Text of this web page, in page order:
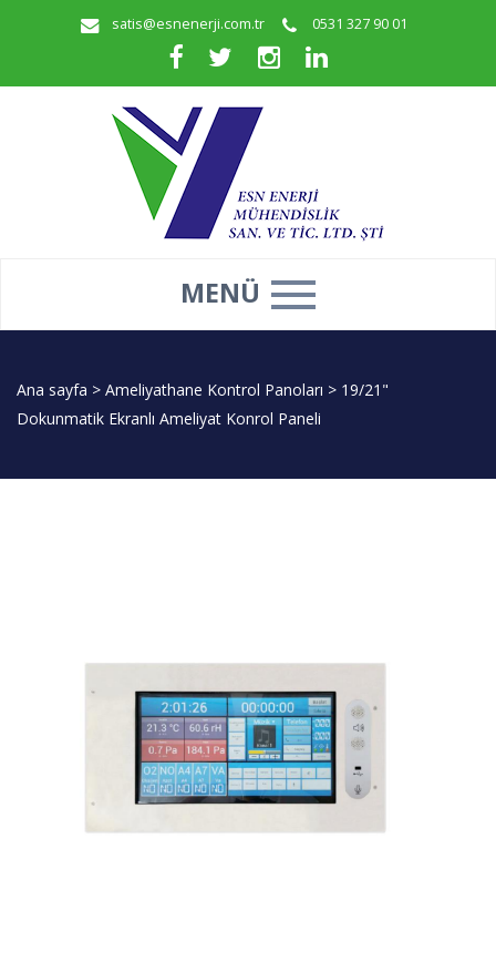
satis@esnenerji.com.tr 0531 327 90 01
MENÜ
Ana sayfa > Ameliyathane Kontrol Panoları > 19/21"
Dokunmatik Ekranlı Ameliyat Konrol Paneli